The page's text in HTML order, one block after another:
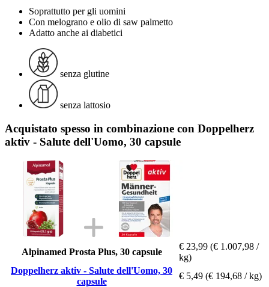
Soprattutto per gli uomini
Con melograno e olio di saw palmetto
Adatto anche ai diabetici
senza glutine
senza lattosio
Acquistato spesso in combinazione con Doppelherz
aktiv - Salute dell'Uomo, 30 capsule
Alpinamed Prosta Plus, 30 capsule
€ 23,99 (€ 1.007,98 /
kg)
Doppelherz aktiv - Salute dell'Uomo, 30
capsule
€ 5,49 (€ 194,68 / kg)